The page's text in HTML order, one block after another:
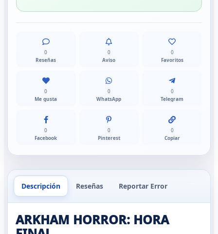
0
Reseñas
0
Aviso
0
Favoritos
0
Me gusta
0
WhatsApp
0
Telegram
0
Facebook
0
Pinterest
0
Copiar
Descripción Reseñas Reportar Error
ARKHAM HORROR: HORA